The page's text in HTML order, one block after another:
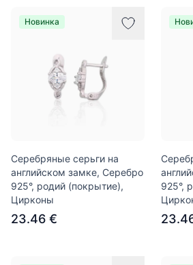
Новинка
Серебряные серьги на
английском замке, Серебро
925°, родий (покрытие),
Цирконы
23.46 €
925°,